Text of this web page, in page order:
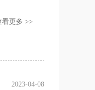
看更多 >>
2023-04-08